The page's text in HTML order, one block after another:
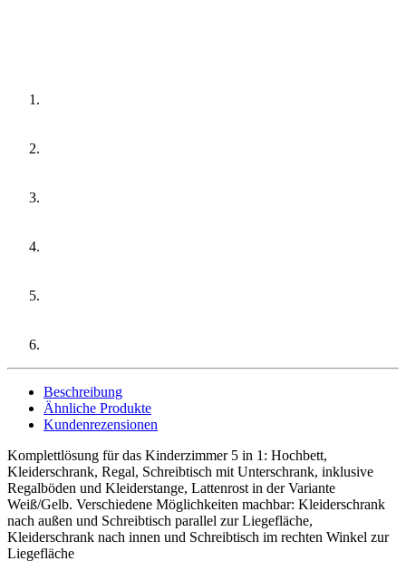
Beschreibung
Ähnliche Produkte
Kundenrezensionen
Komplettlösung für das Kinderzimmer 5 in 1: Hochbett,
Kleiderschrank, Regal, Schreibtisch mit Unterschrank, inklusive
Regalböden und Kleiderstange, Lattenrost in der Variante
Weiß/Gelb. Verschiedene Möglichkeiten machbar: Kleiderschrank
nach außen und Schreibtisch parallel zur Liegefläche,
Kleiderschrank nach innen und Schreibtisch im rechten Winkel zur
Liegefläche